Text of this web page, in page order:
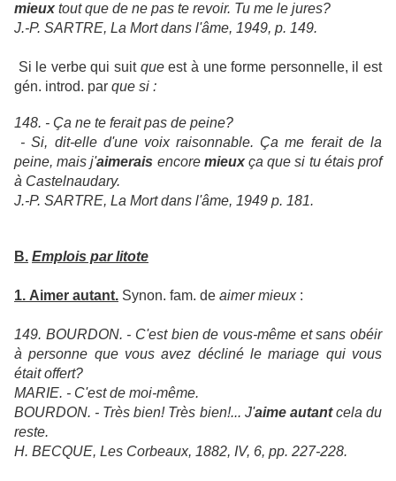
mieux tout que de ne pas te revoir. Tu me le jures?
J.-P. SARTRE, La Mort dans l'âme, 1949, p. 149.
Si le verbe qui suit queest à une forme personnelle, il est
gén. introd. par que si :
148. - Ça ne te ferait pas de peine?
- Si, dit-elle d'une voix raisonnable. Ça me ferait de la
peine, mais j'aimerais encore mieuxça que si tu étais prof
à Castelnaudary.
J.-P. SARTRE, La Mort dans l'âme, 1949 p. 181.
B. Emplois par litote
1. Aimer autant. Synon. fam. de aimer mieux:
149. BOURDON. - C'est bien de vous-même et sans obéir
à personne que vous avez décliné le mariage qui vous
était offert?
MARIE. - C'est de moi-même.
BOURDON. - Très bien! Très bien!... J'aime autantcela du
reste.
H. BECQUE, Les Corbeaux, 1882, IV, 6, pp. 227-228.